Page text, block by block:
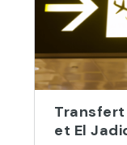
et El